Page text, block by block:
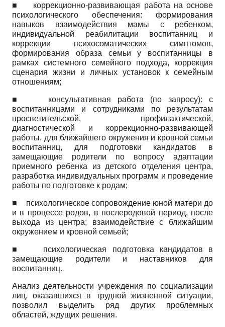
■ коррекционно-развивающая работа на основе
психологического обеспечения: формирования
навыков взаимодействия мамы с ребенком,
индивидуальной реабилитации воспитанниц и
коррекции психосоматических симптомов,
формирования образа семьи у воспитанницы в
рамках системного семейного подхода, коррекция
сценария жизни и личных установок к семейным
отношениям;
■ консультативная работа (по запросу): с
воспитанницами и сотрудниками по результатам
просветительской, профилактической,
диагностической и коррекционно-развивающей
работы, для ближайшего окружения и кровной семьи
воспитанниц, для подготовки кандидатов в
замещающие родители по вопросу адаптации
приемного ребенка из детского отделения центра,
разработка индивидуальных программ и проведение
работы по подготовке к родам;
■ психологическое сопровождение юной матери до
и в процессе родов, в послеродовой период, после
выхода из центра; взаимодействие с ближайшим
окружением и кровной семьей;
■ психологическая подготовка кандидатов в
замещающие родители и наставников для
воспитанниц.
Анализ деятельности учреждения по социализации
лиц, оказавшихся в трудной жизненной ситуации,
позволил выделить ряд других проблемных
областей, ждущих решения.